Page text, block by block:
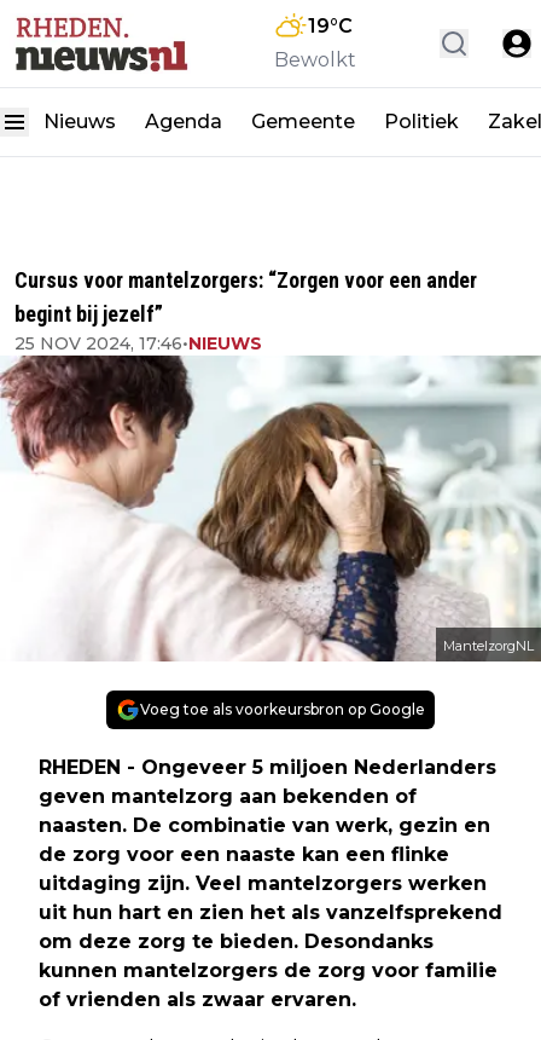
19°C
Bewolkt
Nieuws Agenda Gemeente Politiek
Cursus voor mantelzorgers: “Zorgen voor een ander
begint bij jezelf”
25 NOV 2024, 17:46•NIEUWS
MantelzorgNL
Voeg toe als voorkeursbron op Google
RHEDEN - Ongeveer 5 miljoen Nederlanders
geven mantelzorg aan bekenden of
naasten. De combinatie van werk, gezin en
de zorg voor een naaste kan een flinke
uitdaging zijn. Veel mantelzorgers werken
uit hun hart en zien het als vanzelfsprekend
om deze zorg te bieden. Desondanks
kunnen mantelzorgers de zorg voor familie
of vrienden als zwaar ervaren.